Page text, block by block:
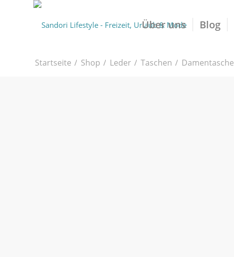
Über uns Blog
Startseite / Shop / Leder / Taschen /